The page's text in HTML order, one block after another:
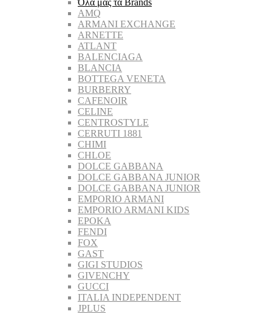
Όλα μας τα Brands
AMQ
ARMANI EXCHANGE
ARNETTE
ATLANT
BALENCIAGA
BLANCIA
BOTTEGA VENETA
BURBERRY
CAFENOIR
CELINE
CENTROSTYLE
CERRUTI 1881
CHIMI
CHLOE
DOLCE GABBANA
DOLCE GABBANA JUNIOR
DOLCE GABBANA JUNIOR
EMPORIO ARMANI
EMPORIO ARMANI KIDS
EPOKA
FENDI
FOX
GAST
GIGI STUDIOS
GIVENCHY
GUCCI
ITALIA INDEPENDENT
JPLUS